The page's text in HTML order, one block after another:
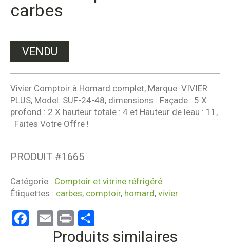
carbes
VENDU
Vivier Comptoir à Homard complet, Marque: VIVIER
PLUS, Model: SUF-24-48, dimensions : Façade : 5 X
profond : 2 X hauteur totale : 4 et Hauteur de leau : 11,
Faites Votre Offre !
PRODUIT #1665
Catégorie : Comptoir et vitrine réfrigéré
Étiquettes : carbes, comptoir, homard, vivier
Facebook
Email
Print
Produits similaires